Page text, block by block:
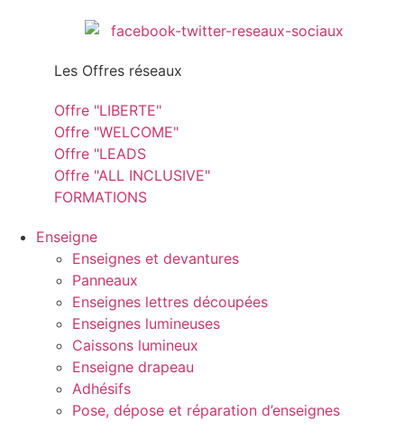
Les Offres réseaux
Offre "LIBERTE"
Offre "WELCOME"
Offre "LEADS
Offre "ALL INCLUSIVE"
FORMATIONS
Enseigne
Enseignes et devantures
Panneaux
Enseignes lettres découpées
Enseignes lumineuses
Caissons lumineux
Enseigne drapeau
Adhésifs
Pose, dépose et réparation d’enseignes